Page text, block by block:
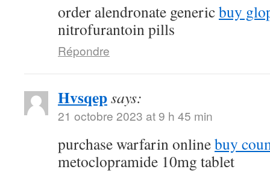
order alendronate genericbuy
nitrofurantoin pills
Répondre
Hvsqepsays:
21 octobre 2023 at 9 h 45 min
purchase warfarin onlinebuy
metoclopramide 10mg tablet